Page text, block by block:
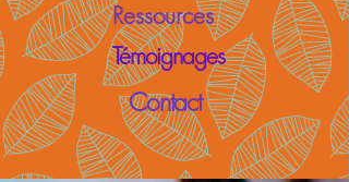
Ressources
Témoignages
Contact